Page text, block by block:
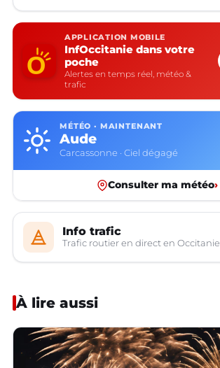
APPLICATION MOBILE
InfOccitanie dans votre
poche
Alertes en temps réel, météo &
trafic
MÉTÉO · MAINTENANT
Aude
Carcassonne · Ciel dégagé
Consulter ma météo›
Info trafic
Trafic routier en direct en Occitanie
À lire aussi